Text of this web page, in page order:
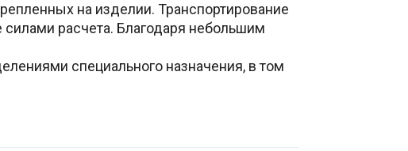
на изделии. Транспортирование
расчета. Благодаря небольшим
специального назначения, в том